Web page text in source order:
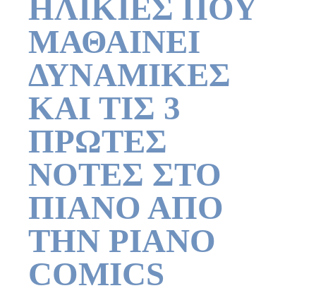
ΗΛΙΚΙΕΣ ΠΟΥ
ΜΑΘΑΙΝΕΙ
ΔΥΝΑΜΙΚΕΣ
ΚΑΙ ΤΙΣ 3
ΠΡΩΤΕΣ
ΝΟΤΕΣ ΣΤΟ
ΠΙΑΝΟ ΑΠΟ
ΤΗΝ PIANO
COMICS